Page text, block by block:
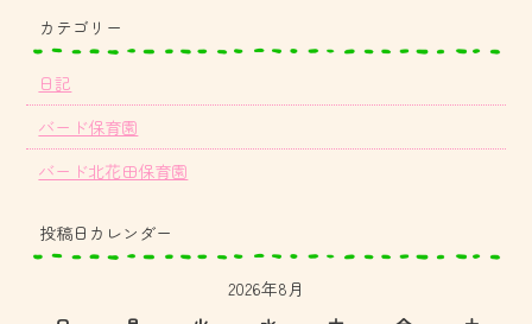
カテゴリー
日記
バード保育園
バード北花田保育園
投稿日カレンダー
2026年8月